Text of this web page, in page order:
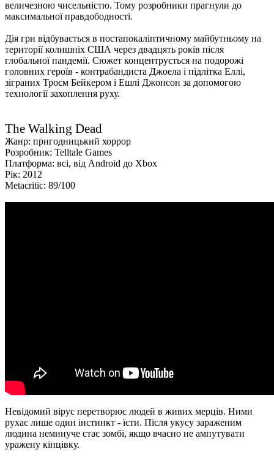
величезною чисельністю. Тому розробники прагнули до
максимальної правдободності.
Дія гри відбувається в постапокаліптичному майбутньому на
території колишніх США через двадцять років після
глобальної пандемії. Сюжет концентрується на подорожі
головних героїв - контрабандиста Джоела і підлітка Еллі,
зіграних Троєм Бейкером і Ешлі Джонсон за допомогою
технології захоплення руху.
The Walking Dead
Жанр: пригодницький хоррор
Розробник: Telltale Games
Платформа: всі, від Android до Xbox
Рік: 2012
Metacritic: 89/100
Невідомий вірус перетворює людей в живих мерців. Ними
рухає лише один інстинкт - їсти. Після укусу зараженим
людина неминуче стає зомбі, якщо вчасно не ампутувати
уражену кінцівку.